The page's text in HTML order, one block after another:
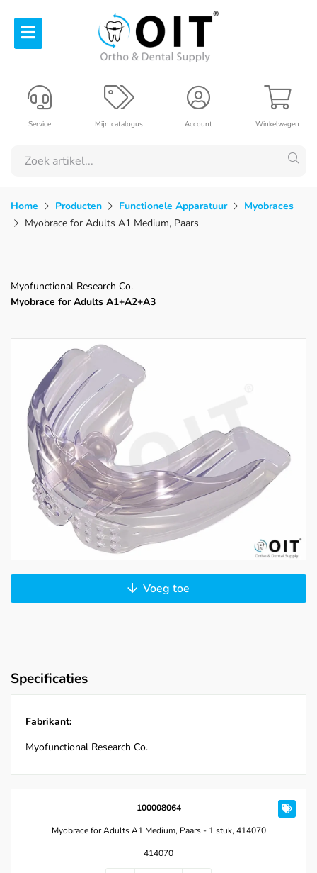
Winkelwagen
Account
Mijn catalogus
Service
Home Producten Functionele Apparatuur
Myobraces
Myobrace for Adults A1 Medium, Paars
Myofunctional Research Co.
Myobrace for Adults A1+A2+A3
Voeg toe
Specificaties
Fabrikant:
Myofunctional Research Co.
100008064
Myobrace for Adults A1 Medium, Paars - 1 stuk, 414070
414070